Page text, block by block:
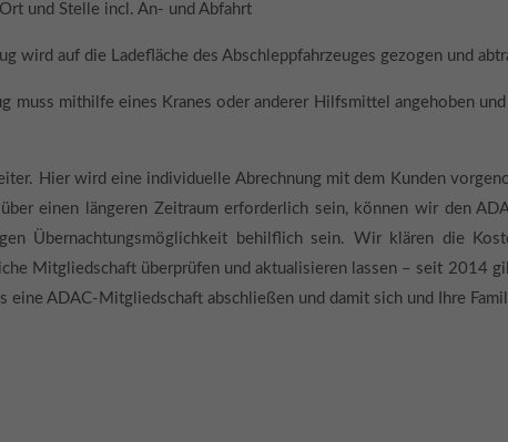
und Stelle incl. An- und Abfahrt
wird auf die Ladefläche des Abschleppfahrzeuges gezogen und
muss mithilfe eines Kranes oder anderer Hilfsmittel angehoben
Hier wird eine individuelle Abrechnung mit dem Kunden
einen längeren Zeitraum erforderlich sein, können wir den
Übernachtungsmöglichkeit behilflich sein. Wir klären die
Mitgliedschaft überprüfen und aktualisieren lassen – seit 2014
ADAC-Mitgliedschaft abschließen und damit sich und Ihre